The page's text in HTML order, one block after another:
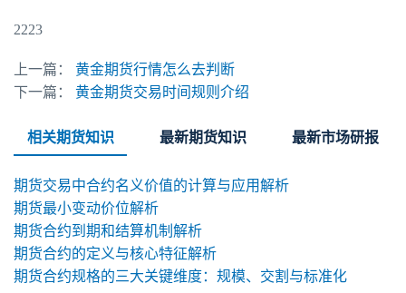
2223
上一篇：
黄金期货行情怎么去判断
下一篇：
黄金期货交易时间规则介绍
相关期货知识 最新期货知识 最新市场研报
期货交易中合约名义价值的计算与应用解析
期货最小变动价位解析
期货合约到期和结算机制解析
期货合约的定义与核心特征解析
期货合约规格的三大关键维度：规模、交割与标准化